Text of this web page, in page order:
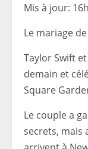
Mis à jour:
Le mariage
Taylor Swift
demain et
Square
Le couple a
secrets, mais